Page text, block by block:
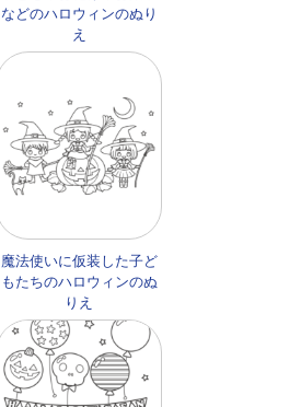
などのハロウィンのぬり
え
魔法使いに仮装した子ど
もたちのハロウィンのぬ
りえ